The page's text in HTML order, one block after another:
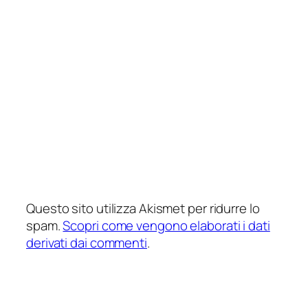
Questo sito utilizza Akismet per ridurre lo
spam.Scopri come vengono elaborati i dati
derivati dai commenti.